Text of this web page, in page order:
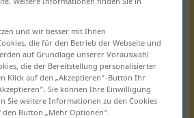
und wir besser mit Ihnen
die für den Betrieb der Webseite und
auf Grundlage unserer Vorauswahl
die der Bereitstellung personalisierter
Klick auf den „Akzeptieren“-Button Ihr
Sie können Ihre Einwilligung
Sie weitere Informationen zu den Cookies
Button „Mehr Optionen“.